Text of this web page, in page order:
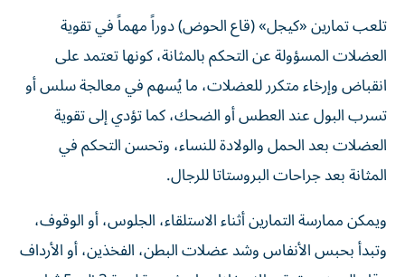
تلعب تمارين «كيجل» (قاع الحوض) دوراً مهماً في تقوية
العضلات المسؤولة عن التحكم بالمثانة، كونها تعتمد على
انقباض وإرخاء متكرر للعضلات، ما يُسهم في معالجة سلس أو
تسرب البول عند العطس أو الضحك، كما تؤدي إلى تقوية
العضلات بعد الحمل والولادة للنساء، وتحسن التحكم في
المثانة بعد جراحات البروستاتا للرجال.
ويمكن ممارسة التمارين أثناء الاستلقاء، الجلوس، أو الوقوف،
وتبدأ بحبس الأنفاس وشد عضلات البطن، الفخذين، أو الأرداف